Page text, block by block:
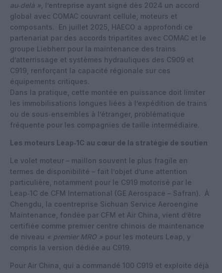
au‑delà », l’entreprise ayant signé dès 2024 un accord
global avec COMAC couvrant cellule, moteurs et
composants. En juillet 2025, HAECO a approfondi ce
partenariat par des accords tripartites avec COMAC et le
groupe Liebherr pour la maintenance des trains
d’atterrissage et systèmes hydrauliques des C909 et
C919, renforçant la capacité régionale sur ces
équipements critiques.
Dans la pratique, cette montée en puissance doit limiter
les immobilisations longues liées à l’expédition de trains
ou de sous‑ensembles à l’étranger, problématique
fréquente pour les compagnies de taille intermédiaire.
Les moteurs Leap‑1C au cœur de la stratégie de soutien
Le volet moteur – maillon souvent le plus fragile en
termes de disponibilité – fait l’objet d’une attention
particulière, notamment pour le C919 motorisé par le
Leap‑1C de CFM International (GE Aerospace – Safran).
À
Chengdu, la coentreprise Sichuan Service Aeroengine
Maintenance, fondée par CFM et Air China, vient d’être
certifiée comme premier centre chinois de maintenance
de niveau « premier MRO » pour les moteurs Leap, y
compris la version dédiée au C919.
Pour Air China, qui a commandé 100 C919 et exploite déjà